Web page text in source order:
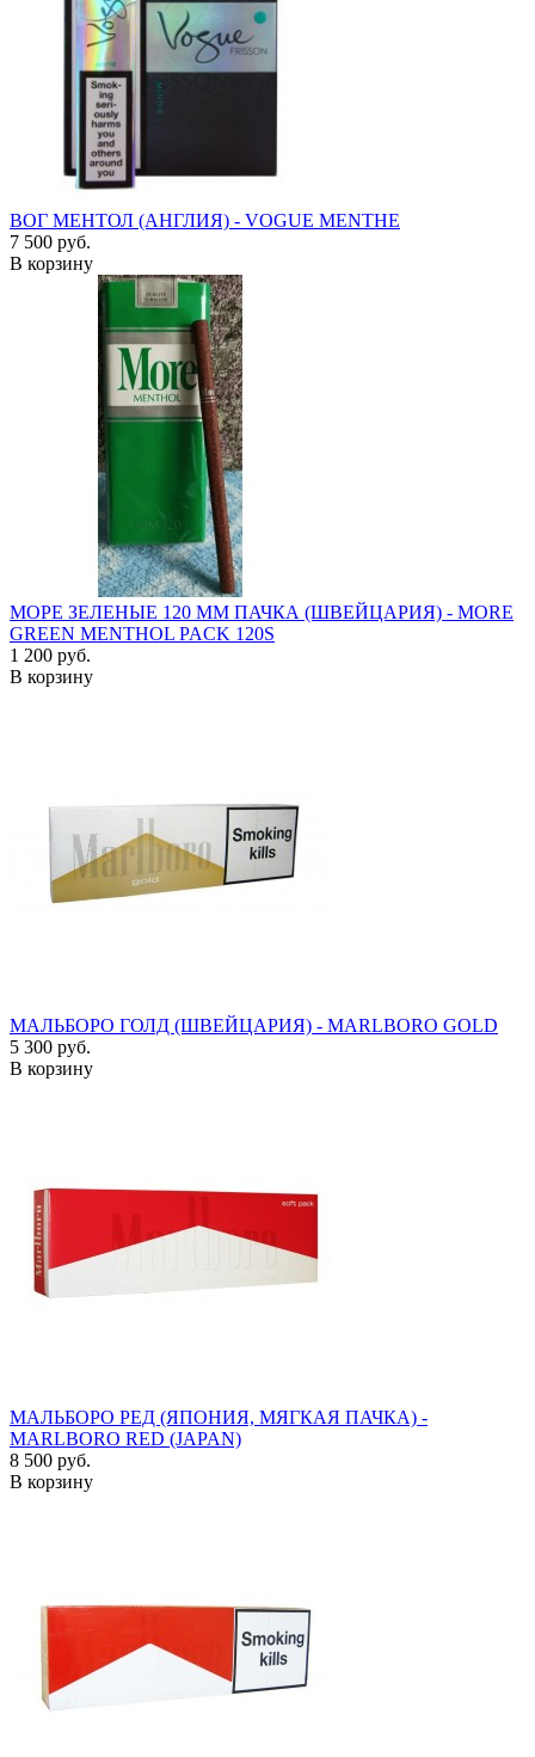
ВОГ МЕНТОЛ (АНГЛИЯ) - VOGUE MENTHE
7 500 руб.
В корзину
МОРЕ ЗЕЛЕНЫЕ 120 ММ ПАЧКА (ШВЕЙЦАРИЯ) - MORE
GREEN MENTHOL PACK 120S
1 200 руб.
В корзину
МАЛЬБОРО ГОЛД (ШВЕЙЦАРИЯ) - MARLBORO GOLD
5 300 руб.
В корзину
МАЛЬБОРО РЕД (ЯПОНИЯ, МЯГКАЯ ПАЧКА) -
MARLBORO RED (JAPAN)
8 500 руб.
В корзину